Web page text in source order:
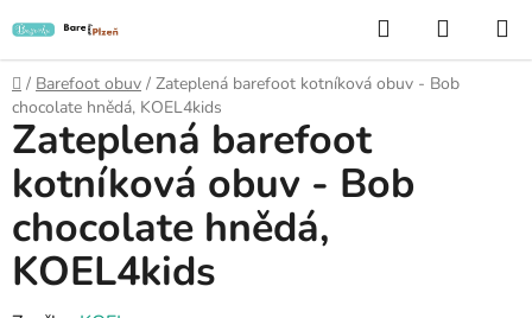
na
obsah
Hledat
KOŠÍK
Domů
/ Barefoot obuv / Zateplená barefoot kotníková obuv - Bob
chocolate hnědá, KOEL4kids
Zateplená barefoot
kotníková obuv - Bob
chocolate hnědá,
KOEL4kids